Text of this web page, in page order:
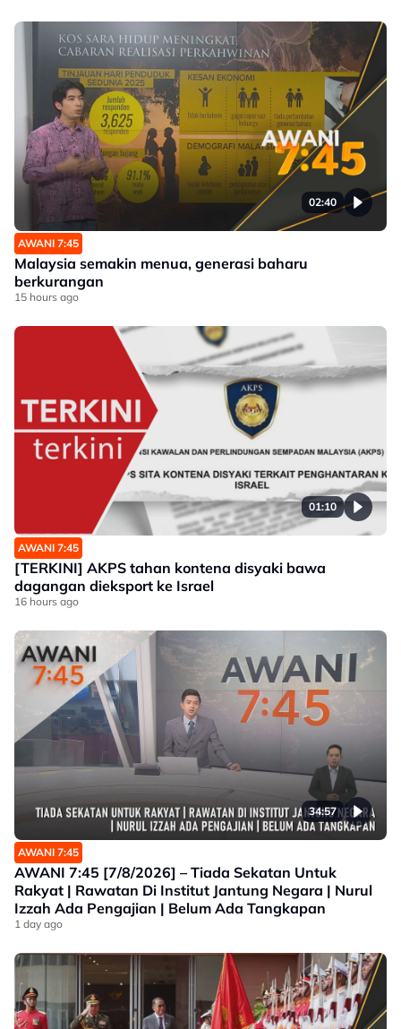
02:40
AWANI 7:45
Malaysia semakin menua, generasi baharu
berkurangan
15 hours ago
01:10
AWANI 7:45
[TERKINI] AKPS tahan kontena disyaki bawa
dagangan dieksport ke Israel
16 hours ago
34:57
AWANI 7:45
AWANI 7:45 [7/8/2026] – Tiada Sekatan Untuk
Rakyat | Rawatan Di Institut Jantung Negara | Nurul
Izzah Ada Pengajian | Belum Ada Tangkapan
1 day ago